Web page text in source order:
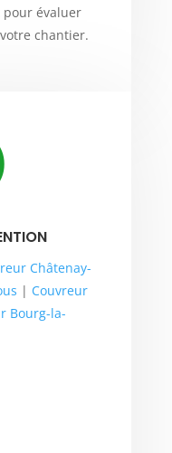
évaluer
chantier.
Châtenay-
| Couvreur
Bourg-la-